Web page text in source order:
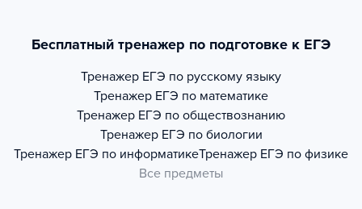
Бесплатный тренажер по подготовке к ЕГЭ
Тренажер ЕГЭ по русскому языку
Тренажер ЕГЭ по математике
Тренажер ЕГЭ по обществознанию
Тренажер ЕГЭ по биологии
Тренажер ЕГЭ по информатикеТренажер ЕГЭ по физике
Все предметы